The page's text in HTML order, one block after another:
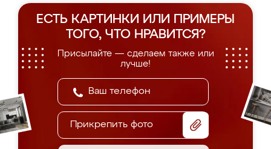
ЕСТЬ КАРТИНКИ ИЛИ ПРИМЕРЫ
ТОГО, ЧТО НРАВИТСЯ?
Присылайте — сделаем также или
лучше!
Прикрепить фото